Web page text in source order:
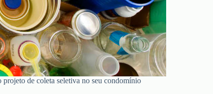
de coleta seletiva no seu condomínio